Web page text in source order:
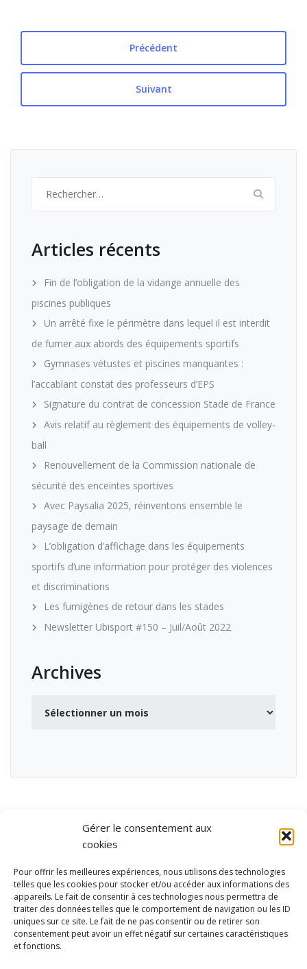
Gérer le consentement aux
cookies
Pour offrir les meilleures expériences, nous utilisons des technologies
telles que les cookies pour stocker et/ou accéder aux informations des
appareils. Le fait de consentir à ces technologies nous permettra de
traiter des données telles que le comportement de navigation ou les ID
uniques sur ce site. Le fait de ne pas consentir ou de retirer son
consentement peut avoir un effet négatif sur certaines caractéristiques
et fonctions.
Précédent
Suivant
Articles récents
Fin de l’obligation de la vidange annuelle des
piscines publiques
Un arrêté fixe le périmètre dans lequel il est interdit
de fumer aux abords des équipements sportifs
Gymnases vétustes et piscines manquantes :
l’accablant constat des professeurs d’EPS
Signature du contrat de concession Stade de France
Avis relatif au règlement des équipements de volley-
ball
Renouvellement de la Commission nationale de
sécurité des enceintes sportives
Avec Paysalia 2025, réinventons ensemble le
paysage de demain
L’obligation d’affichage dans les équipements
sportifs d’une information pour protéger des violences
et discriminations
Les fumigènes de retour dans les stades
Newsletter Ubisport #150 – Juil/Août 2022
Archives